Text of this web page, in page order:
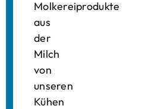
Molkereiprodukte
aus
der
Milch
von
unseren
Kühen